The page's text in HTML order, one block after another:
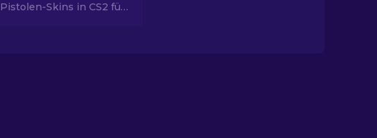
Pistolen-Skins in CS2 für